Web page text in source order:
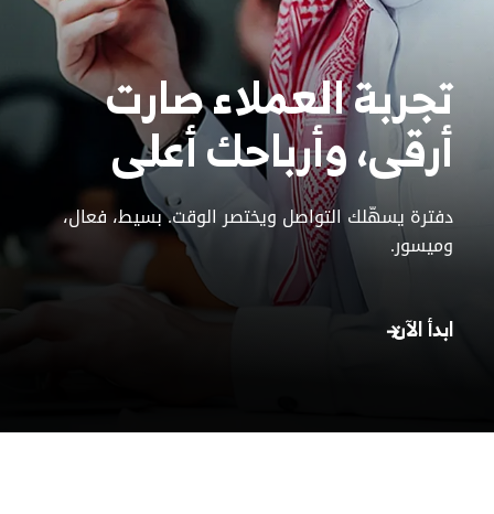
تجربة العملاء صارت
أرقى،وأرباحك أعلى
دفترة يسهّلك التواصل ويختصر الوقت. بسيط، فعال،
وميسور.
ابدأ الآن